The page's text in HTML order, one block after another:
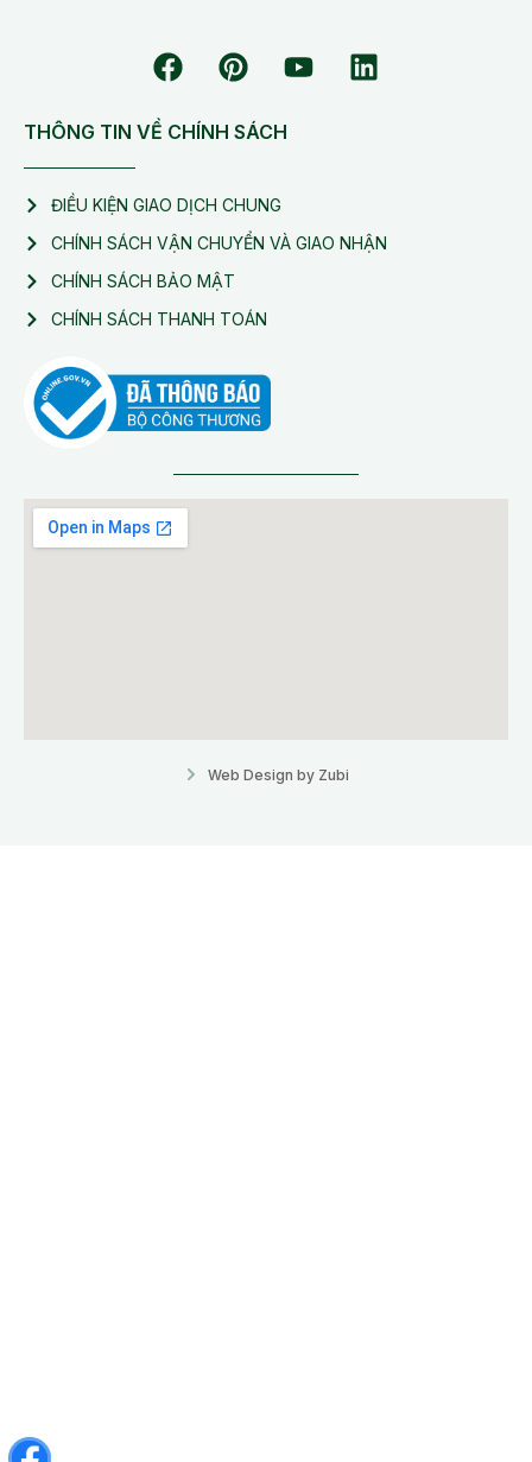
THÔNG TIN VỀ CHÍNH SÁCH
ĐIỀU KIỆN GIAO DỊCH CHUNG
CHÍNH SÁCH VẬN CHUYỂN VÀ GIAO NHẬN
CHÍNH SÁCH BẢO MẬT
CHÍNH SÁCH THANH TOÁN
Web Design by Zubi